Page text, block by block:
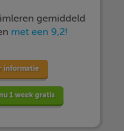
gemiddeld
met een 9,2!
informatie
1 week gratis